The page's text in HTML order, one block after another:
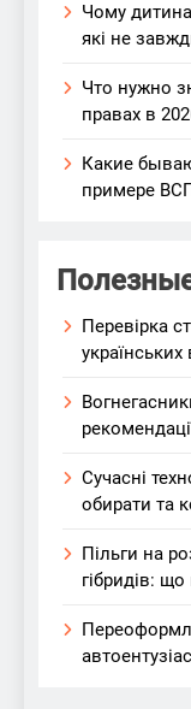
Чому
які не
Что нужно
правах в
Какие
примере
Перевірка
українських
Сучасні
обирати та
Пільги на
гібридів: